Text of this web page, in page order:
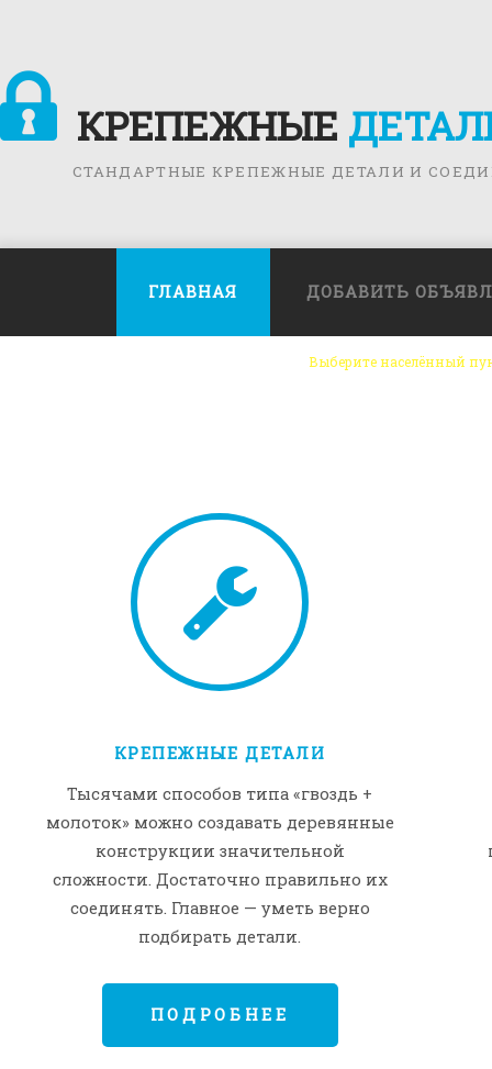
КРЕПЕЖНЫЕ
СТАНДАРТНЫЕ КРЕПЕЖНЫЕ ДЕТАЛИ И
ГЛАВНАЯ ДОБАВИТЬ
Выберите населённый
КРЕПЕЖНЫЕ ДЕТАЛИ
Тысячами способов типа «гвоздь +
молоток» можно создавать деревянные
конструкции значительной
сложности. Достаточно правильно их
соединять. Главное — уметь верно
подбирать детали.
ПОДРОБНЕЕ